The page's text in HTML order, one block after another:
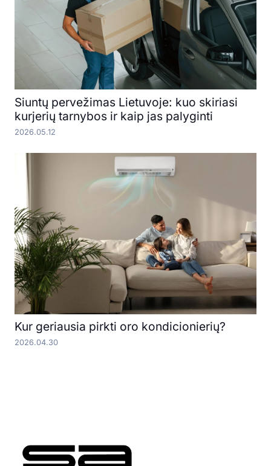
Siuntų pervežimas Lietuvoje: kuo skiriasi
kurjerių tarnybos ir kaip jas palyginti
2026.05.12
Kur geriausia pirkti oro kondicionierių?
2026.04.30